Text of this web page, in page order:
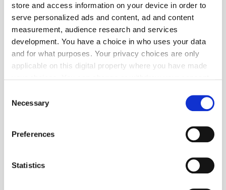
store and access information on your device in order to
serve personalized ads and content, ad and content
measurement, audience research and services
development. You have a choice in who uses your data
and for what purposes. Your privacy choices are only
applicable on this digital property where you have made
the Privacy trigger icon.
Collect information about your geographical location
Identify your device by actively scanning it for
Selection
Necessary
Preferences
Statistics
Grenzen"